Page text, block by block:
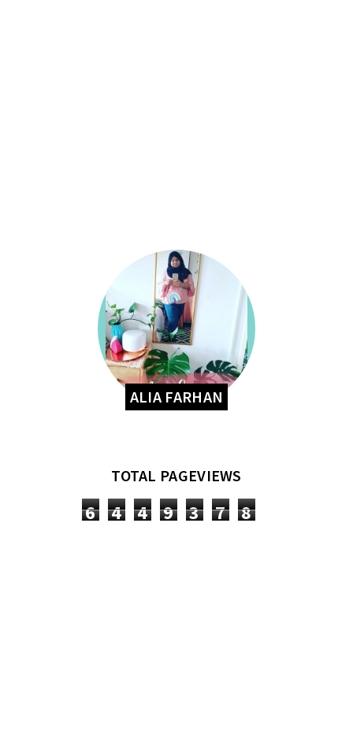
ALIA FARHAN
TOTAL PAGEVIEWS
6 4 4 9 3 7 8